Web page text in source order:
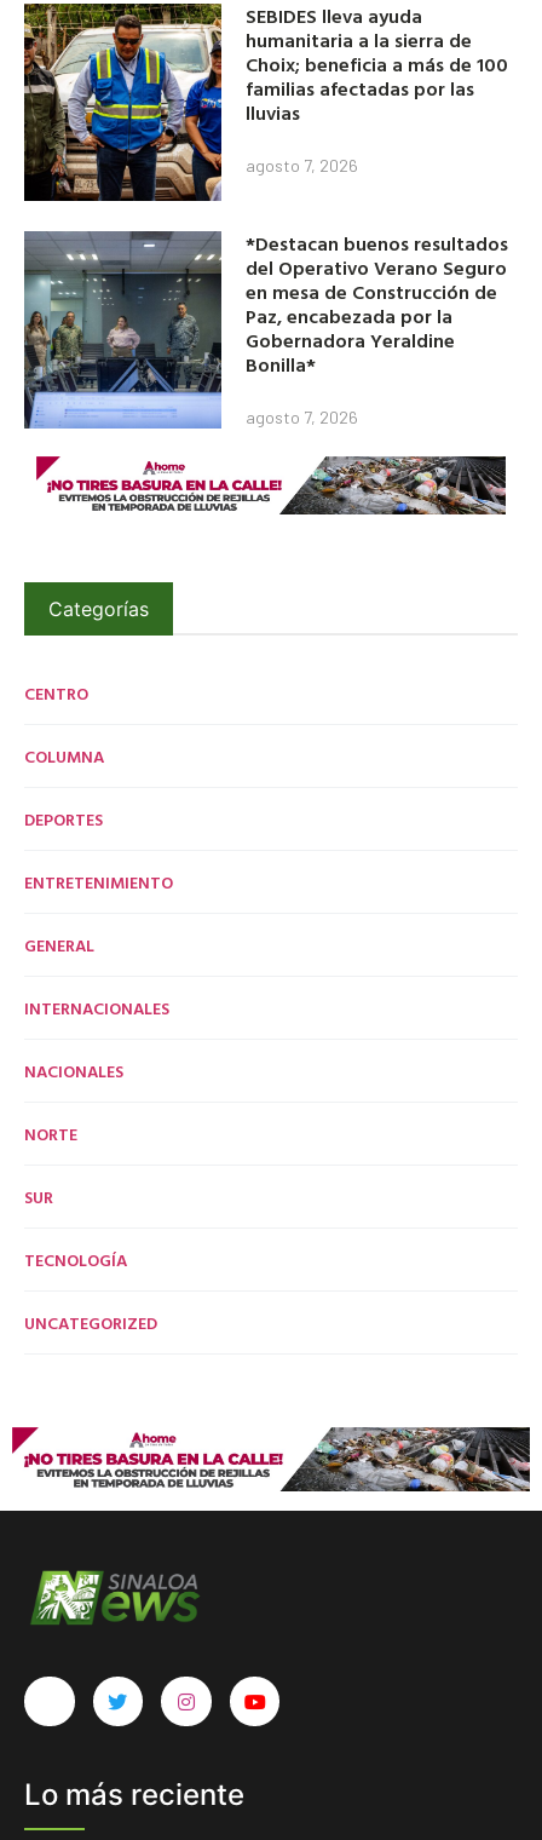
SEBIDES lleva ayuda
humanitaria a la sierra de
Choix; beneficia a más de 100
familias afectadas por las
lluvias
agosto 7, 2026
*Destacan buenos resultados
del Operativo Verano Seguro
en mesa de Construcción de
Paz, encabezada por la
Gobernadora Yeraldine
Bonilla*
agosto 7, 2026
Categorías
CENTRO
COLUMNA
DEPORTES
ENTRETENIMIENTO
GENERAL
INTERNACIONALES
NACIONALES
NORTE
SUR
TECNOLOGÍA
UNCATEGORIZED
Lo más reciente